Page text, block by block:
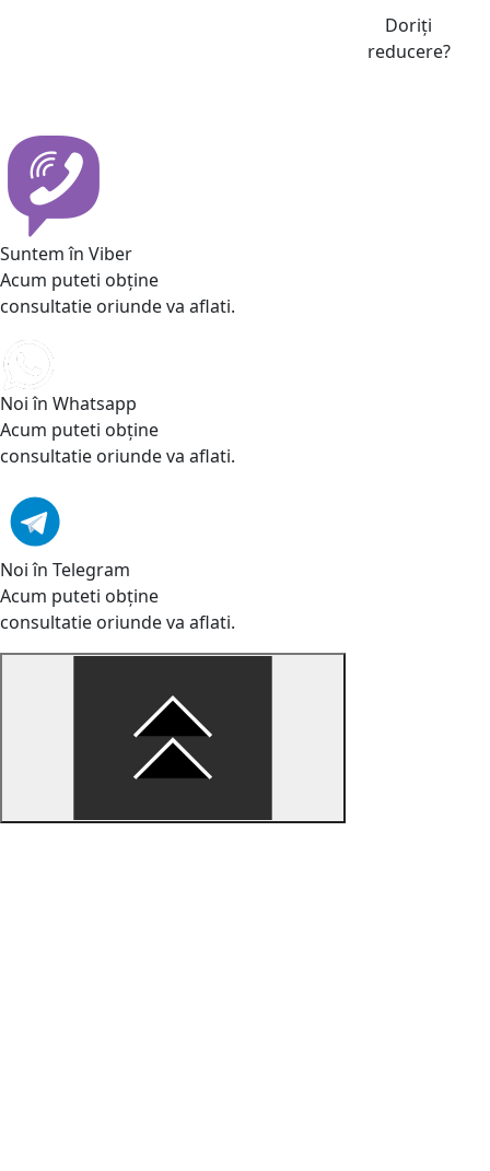
Doriți
reducere?
Suntem în Viber
Acum puteti obține
consultatie oriunde va aflati.
Noi în Whatsapp
Acum puteti obține
consultatie oriunde va aflati.
Noi în Telegram
Acum puteti obține
consultatie oriunde va aflati.